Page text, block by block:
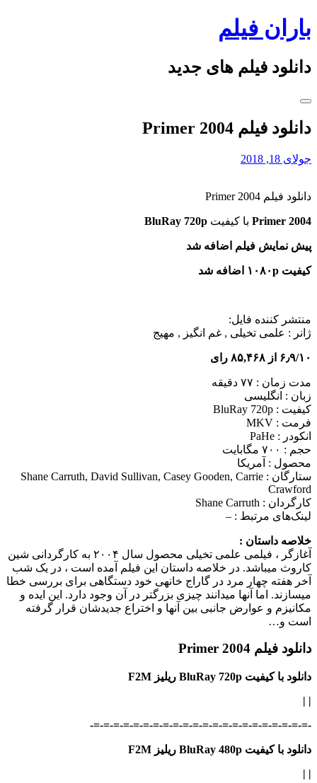
Skip
to
content
باران فیلم
دانلود فیلم های جدید
دانلود فیلم Primer 2004
جولای 18, 2018
دانلود فیلم Primer 2004
Primer 2004 با کیفیت BluRay 720p
پیش نمایش فیلم اضافه شد
کیفیت ۱۰۸۰p اضافه شد
منتشر کننده فایل:
ژانر : علمی تخیلی , غم انگیز , مهیج
۶٫۹/۱۰ از ۸۵,۴۶۸ رای
مدت زمان : ۷۷ دقیقه
زبان : انگلیسی
کیفیت : BluRay 720p
فرمت : MKV
انکودر : PaHe
حجم : ۷۰۰ مگابایت
محصول : آمریکا
ستارگان : Shane Carruth, David Sullivan, Casey Gooden, Carrie
Crawford
کارگردان : Shane Carruth
لینک‌های مرتبط : –
خلاصه داستان :
آغازگر ، فیلمی علمی تخیلی محصول سال ۲۰۰۴ به کارگردانی شین
کاروث می‎باشد. در خلاصه داستان این فیلم آمده است ، در یک شب
آخر هفته چهار مرد در گاراج خانه‎ی خود دستگاهی برای بررسی خطا
می‎سازند. اما آنها می‎دانند چیزی بزرگتر در آن وجود دارد. این ایده و
مکانیزم و عوارض جانبی بین آنها و اختراع جدیدشان قرار گرفته
است و…
دانلود فیلم Primer 2004
دانلود با کیفیت BluRay 720p ریلیز F2M
|
|
-=-=-=-=-=-=-=-=-=-=-=-=-=-=-=-=-=-=-=-=-=-=-
دانلود با کیفیت BluRay 480p ریلیز F2M
|
|